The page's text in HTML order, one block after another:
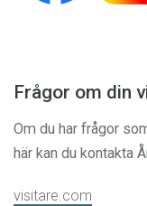
Frågor om din
Om du har frågor
här kan du kontakta
visitare.com